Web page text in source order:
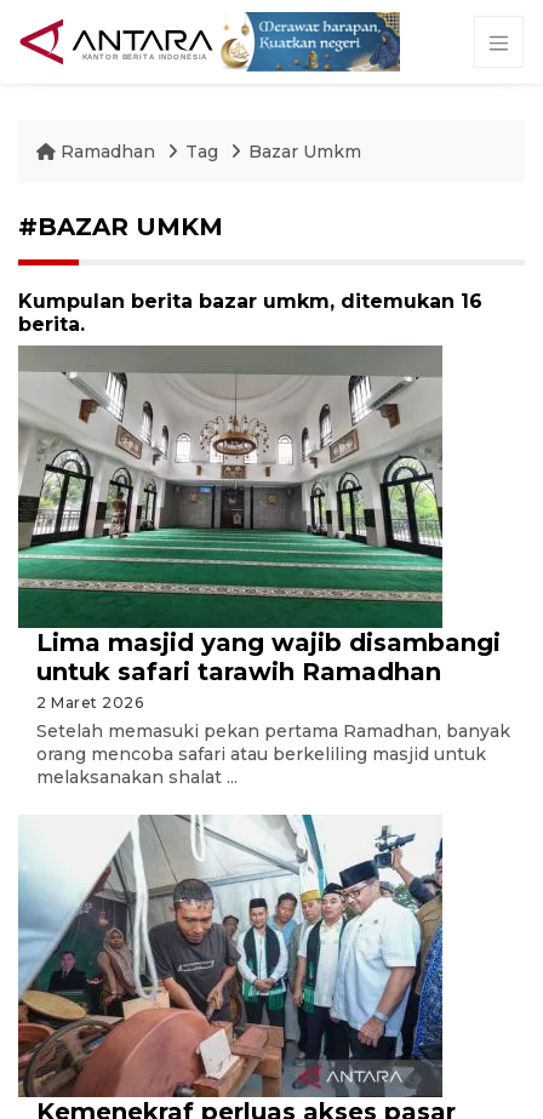
Ramadhan Tag Bazar Umkm
#BAZAR UMKM
Kumpulan berita bazar umkm, ditemukan 16
berita.
Lima masjid yang wajib disambangi
untuk safari tarawih Ramadhan
2 Maret 2026
Setelah memasuki pekan pertama Ramadhan, banyak
orang mencoba safari atau berkeliling masjid untuk
melaksanakan shalat ...
Kemenekraf perluas akses pasar